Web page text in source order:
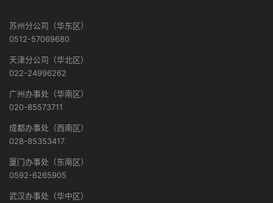
苏州分公司（华东区）
0512-57069680
天津分公司（华北区）
022-24996262
广州办事处（华南区）
020-85573711
成都办事处（西南区）
028-85353417
厦门办事处（东南区）
0592-6265905
武汉办事处（华中区）